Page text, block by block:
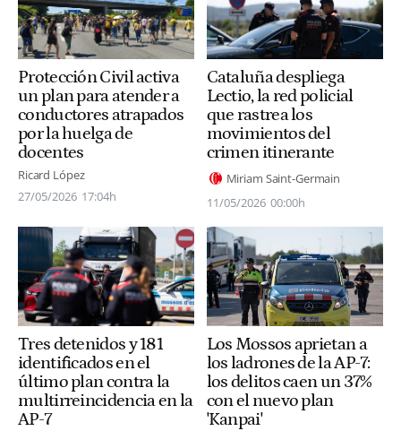
Protección Civil activa
un plan para atender a
conductores atrapados
por la huelga de
docentes
Ricard López
27/05/2026 17:04h
Cataluña despliega
Lectio, la red policial
que rastrea los
movimientos del
crimen itinerante
Miriam Saint-Germain
11/05/2026 00:00h
Tres detenidos y 181
identificados en el
último plan contra la
multirreincidencia en la
AP-7
Los Mossos aprietan a
los ladrones de la AP-7:
los delitos caen un 37%
con el nuevo plan
'Kanpai'